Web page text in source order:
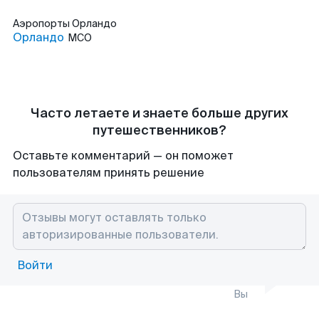
Аэропорты Орландо
Орландо MCO
Часто летаете и знаете больше других
путешественников?
Оставьте комментарий — он поможет
пользователям принять решение
Войти
Вы